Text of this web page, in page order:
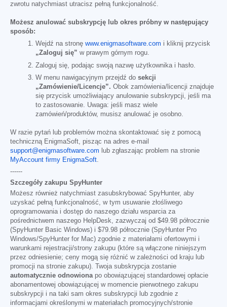
zwrotu natychmiast utracisz pełną funkcjonalność.
Możesz anulować subskrypcję lub okres próbny w następujący
sposób:
Wejdź na stronę www.enigmasoftware.com i kliknij przycisk
„Zaloguj się” w prawym górnym rogu.
Zaloguj się, podając swoją nazwę użytkownika i hasło.
W menu nawigacyjnym przejdź do sekcji
„Zamówienie/Licencje”. Obok zamówienia/licencji znajduje
się przycisk umożliwiający anulowanie subskrypcji, jeśli ma
to zastosowanie. Uwaga: jeśli masz wiele
zamówień/produktów, musisz anulować je osobno.
W razie pytań lub problemów można skontaktować się z pomocą
techniczną EnigmaSoft, pisząc na adres e-mail
support@enigmasoftware.com lub zgłaszając problem na stronie
MyAccount firmy EnigmaSoft.
------
Szczegóły zakupu SpyHunter
Możesz również natychmiast zasubskrybować SpyHunter, aby
uzyskać pełną funkcjonalność, w tym usuwanie złośliwego
oprogramowania i dostęp do naszego działu wsparcia za
pośrednictwem naszego HelpDesk, zazwyczaj od $49.98 półrocznie
(SpyHunter Basic Windows) i $79.98 półrocznie (SpyHunter Pro
Windows/SpyHunter for Mac) zgodnie z materiałami ofertowymi i
warunkami rejestracji/strony zakupu (które są włączone niniejszym
przez odniesienie; ceny mogą się różnić w zależności od kraju lub
promocji na stronie zakupu). Twoja subskrypcja zostanie
automatycznie odnowionapo obowiązującej standardowej opłacie
abonamentowej obowiązującej w momencie pierwotnego zakupu
subskrypcji i na taki sam okres subskrypcji lub zgodnie z
informacjami określonymi w materiałach promocyjnych/stronie